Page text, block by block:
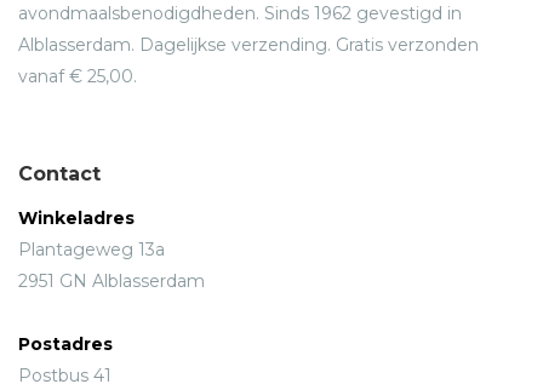
avondmaalsbenodigdheden. Sinds 1962 gevestigd in
Alblasserdam. Dagelijkse verzending. Gratis verzonden
vanaf € 25,00.
Contact
Winkeladres
Plantageweg 13a
2951 GN Alblasserdam
Postadres
Postbus 41